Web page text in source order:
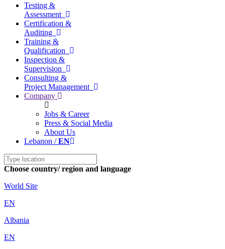
Testing &
Assessment
Certification &
Auditing
Training &
Qualification
Inspection &
Supervision
Consulting &
Project Management
Company
Jobs & Career
Press & Social Media
About Us
Lebanon /EN
Choose country/ region and language
World Site
EN
Albania
EN